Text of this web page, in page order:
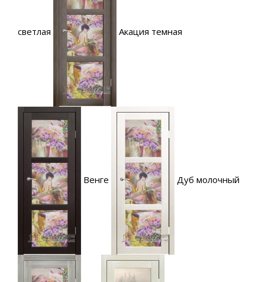
светлая Акация темная
Венге Дуб молочный